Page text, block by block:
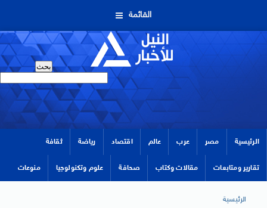
القائمة
الرئيسية مصر عرب عالم اقتصاد رياضة ثقافة
تقارير ومتابعات مقالات وكتاب صحافة علوم وتكنولوجيا منوعات
الرئيسية